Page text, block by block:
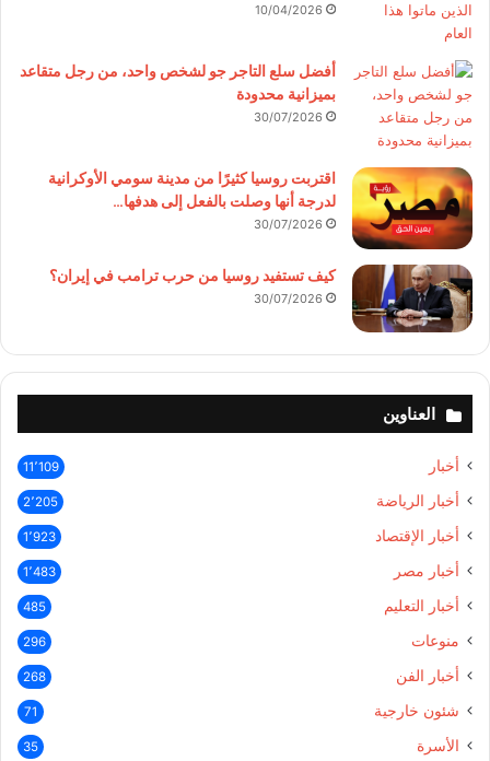
10/04/2026
أفضل سلع التاجر جو لشخص واحد، من رجل متقاعد
بميزانية محدودة
30/07/2026
اقتربت روسيا كثيرًا من مدينة سومي الأوكرانية
لدرجة أنها وصلت بالفعل إلى هدفها…
30/07/2026
كيف تستفيد روسيا من حرب ترامب في إيران؟
30/07/2026
العناوين
أخبار 11٬109
أخبار الرياضة 2٬205
أخبار الإقتصاد 1٬923
أخبار مصر 1٬483
أخبار التعليم 485
منوعات 296
أخبار الفن 268
شئون خارجية 71
الأسرة 35